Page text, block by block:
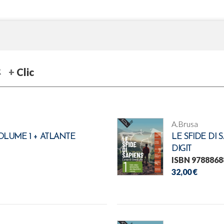
Clic
1 + ATLANTE
A.Brusa
LE SFIDE DI
DIGIT
ISBN
32,00 €